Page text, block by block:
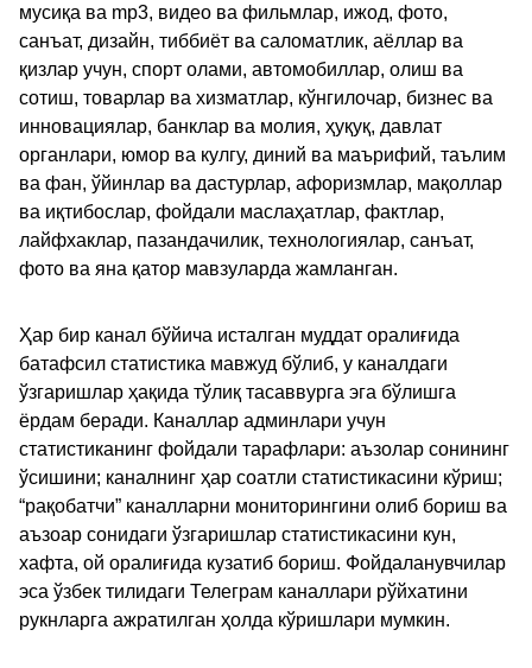
мусиқа ва mp3, видео ва фильмлар, ижод, фото,
санъат, дизайн, тиббиёт ва саломатлик, аёллар ва
қизлар учун, спорт олами, автомобиллар, олиш ва
сотиш, товарлар ва хизматлар, кўнгилочар, бизнес ва
инновациялар, банклар ва молия, ҳуқуқ, давлат
органлари, юмор ва кулгу, диний ва маърифий, таълим
ва фан, ўйинлар ва дастурлар, афоризмлар, мақоллар
ва иқтибослар, фойдали маслаҳатлар, фактлар,
лайфхаклар, пазандачилик, технологиялар, санъат,
фото ва яна қатор мавзуларда жамланган.
Ҳар бир канал бўйича исталган муддат оралиғида
батафсил статистика мавжуд бўлиб, у каналдаги
ўзгаришлар ҳақида тўлиқ тасаввурга эга бўлишга
ёрдам беради. Каналлар админлари учун
статистиканинг фойдали тарафлари: аъзолар сонининг
ўсишини; каналнинг ҳар соатли статистикасини кўриш;
“рақобатчи” каналларни мониторингини олиб бориш ва
аъзоар сонидаги ўзгаришлар статистикасини кун,
хафта, ой оралиғида кузатиб бориш. Фойдаланувчилар
эса ўзбек тилидаги Телеграм каналлари рўйхатини
рукнларга ажратилган ҳолда кўришлари мумкин.